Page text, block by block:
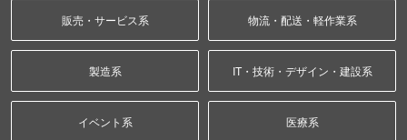
販売・サービス系 物流・配送・軽作業系
製造系 IT・技術・デザイン・建設系
イベント系 医療系